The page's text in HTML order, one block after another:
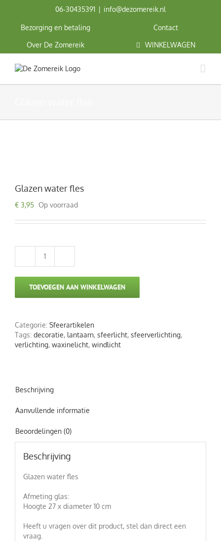
06‑30435391 | info@dezomereik.nl
Bezorging en betaling Contact
Over De Zomereik WINKELWAGEN
Glazen water fles
€ 3,95 Op voorraad
Glazen
aantal
TOEVOEGEN AAN WINKELWAGEN
Categorie: Sfeerartikelen
Tags: decoratie, lantaarn, sfeerlicht, sfeerverlichting,
verlichting, waxinelicht, windlicht
Beschrijving
Aanvullende informatie
Beoordelingen (0)
Beschrijving
Glazen water fles
Afmeting glas:
Hoogte 27 x diameter 10 cm
Heeft u vragen over dit product, stel dan direct een
vraag.